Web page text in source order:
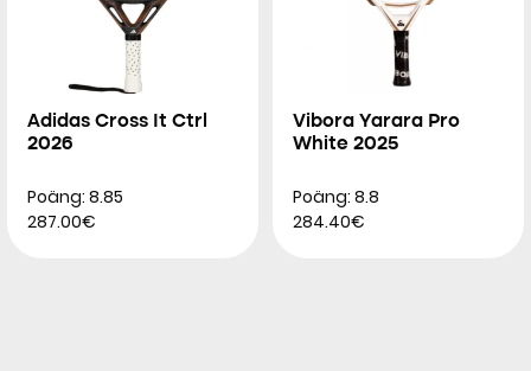
Adidas Cross It Ctrl
2026
Poäng: 8.85
287.00€
Vibora Yarara Pro
White 2025
Poäng: 8.8
284.40€